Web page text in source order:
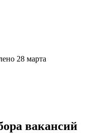
28 марта
вакансий